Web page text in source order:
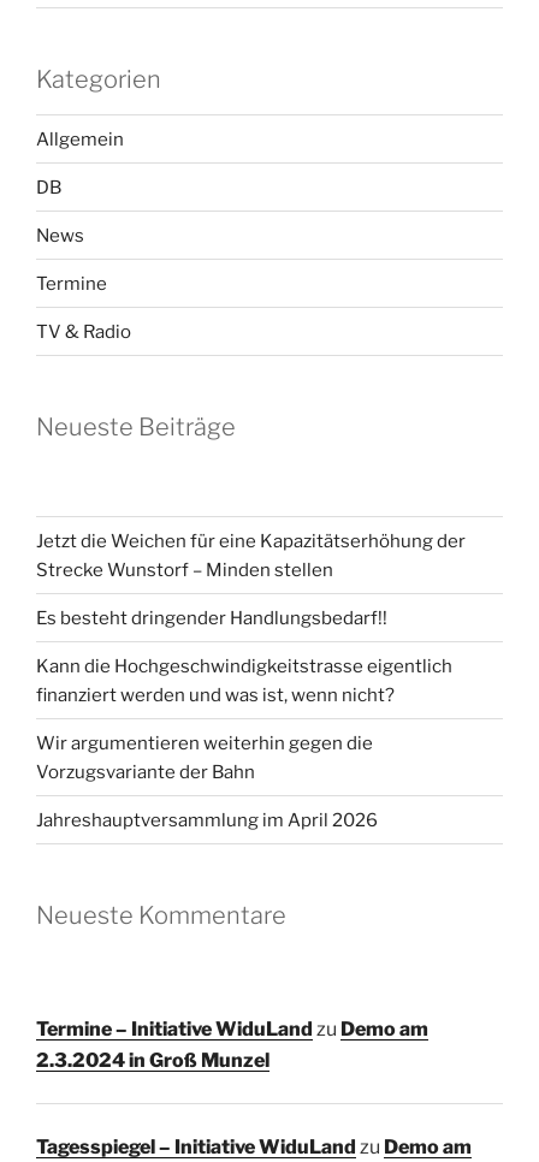
Kategorien
Allgemein
DB
News
Termine
TV & Radio
Neueste Beiträge
Jetzt die Weichen für eine Kapazitätserhöhung der
Strecke Wunstorf – Minden stellen
Es besteht dringender Handlungsbedarf!!
Kann die Hochgeschwindigkeitstrasse eigentlich
finanziert werden und was ist, wenn nicht?
Wir argumentieren weiterhin gegen die
Vorzugsvariante der Bahn
Jahreshauptversammlung im April 2026
Neueste Kommentare
Termine – Initiative WiduLand zu Demo am
2.3.2024 in Groß Munzel
Tagesspiegel – Initiative WiduLand zu Demo am